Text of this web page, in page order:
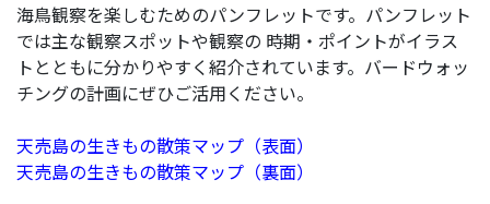
海鳥観察を楽しむためのパンフレットです。パンフレット
では主な観察スポットや観察の 時期・ポイントがイラス
トとともに分かりやすく紹介されています。バードウォッ
チングの計画にぜひご活用ください。
天売島の生きもの散策マップ（表面）
天売島の生きもの散策マップ（裏面）